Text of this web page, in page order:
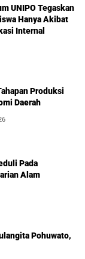
UNIPO Tegaskan
Hanya Akibat
Internal
Produksi
Daerah
Pada
Alam
Pohuwato,